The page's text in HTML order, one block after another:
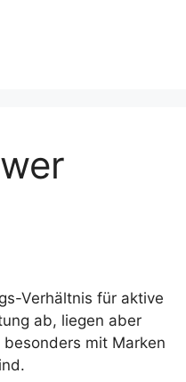
Verhältnis für aktive
ab, liegen aber
mit Marken